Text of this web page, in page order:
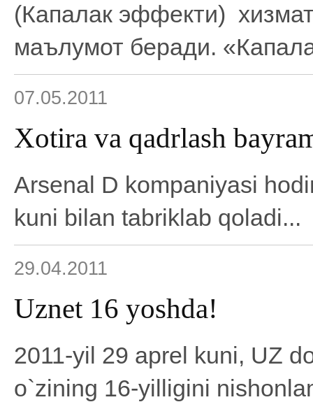
(Капалак эффекти)
маълумот беради.
07.05.2011
Xotira va qadrlash
Arsenal D kompaniyasi
kuni bilan tabriklab qoladi...
29.04.2011
Uznet 16 yoshda!
2011-yil 29 aprel kuni, UZ
o`zining 16-yilligini